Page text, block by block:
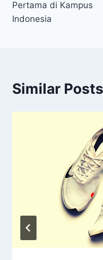
Pertama di Kampus
Indonesia
Similar Posts